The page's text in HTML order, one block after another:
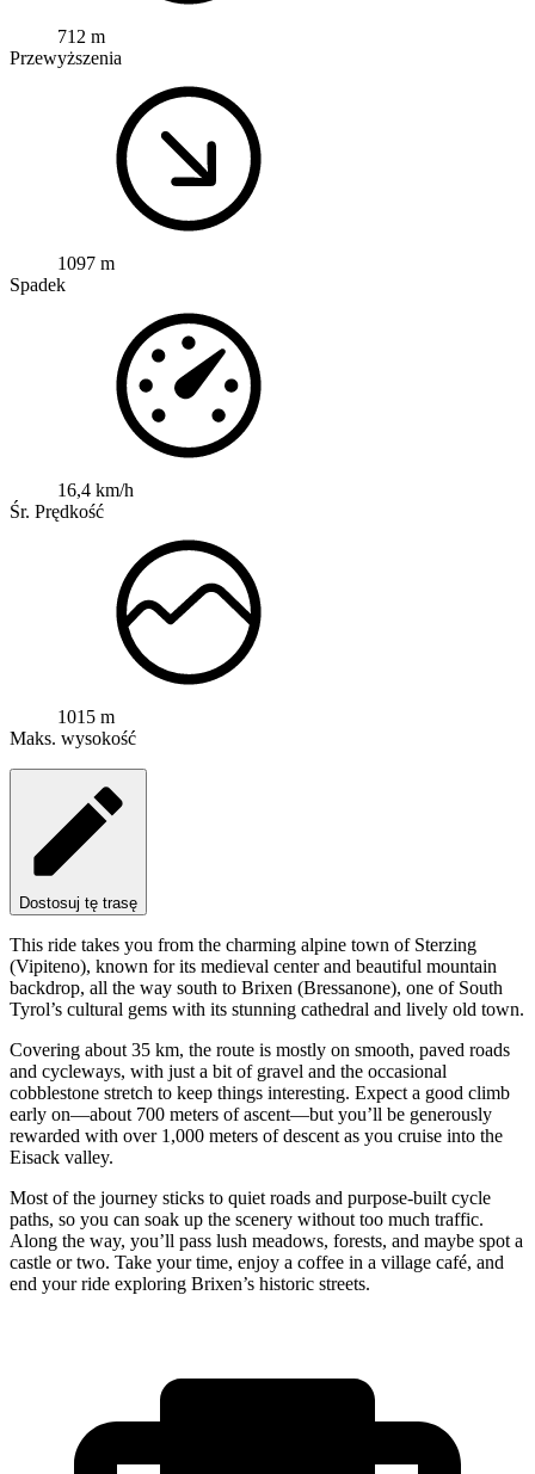
712 m
Przewyższenia
1097 m
Spadek
16,4 km/h
Śr. Prędkość
1015 m
Maks. wysokość
Dostosuj tę trasę
This ride takes you from the charming alpine town of Sterzing
(Vipiteno), known for its medieval center and beautiful mountain
backdrop, all the way south to Brixen (Bressanone), one of South
Tyrol’s cultural gems with its stunning cathedral and lively old town.
Covering about 35 km, the route is mostly on smooth, paved roads
and cycleways, with just a bit of gravel and the occasional
cobblestone stretch to keep things interesting. Expect a good climb
early on—about 700 meters of ascent—but you’ll be generously
rewarded with over 1,000 meters of descent as you cruise into the
Eisack valley.
Most of the journey sticks to quiet roads and purpose-built cycle
paths, so you can soak up the scenery without too much traffic.
Along the way, you’ll pass lush meadows, forests, and maybe spot a
castle or two. Take your time, enjoy a coffee in a village café, and
end your ride exploring Brixen’s historic streets.